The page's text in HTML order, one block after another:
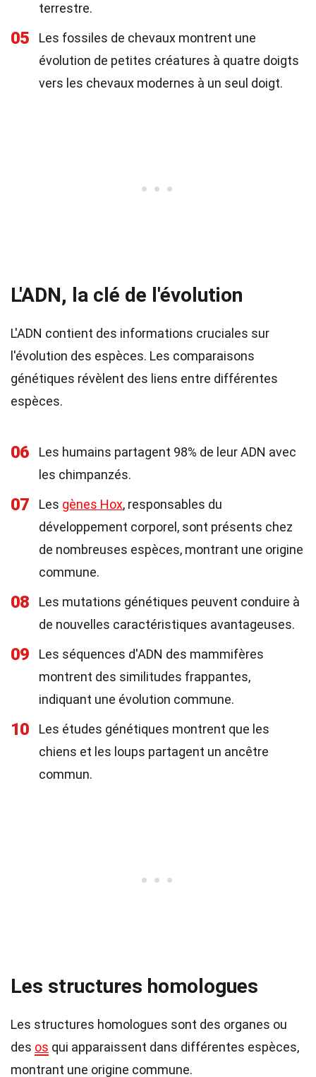
terrestre.
05
Les fossiles de chevaux montrent une
évolution de petites créatures à quatre doigts
vers les chevaux modernes à un seul doigt.
L'ADN, la clé de l'évolution
L'ADN contient des informations cruciales sur
l'évolution des espèces. Les comparaisons
génétiques révèlent des liens entre différentes
espèces.
06
Les humains partagent 98% de leur ADN avec
les chimpanzés.
07 Les gènes Hox, responsables du
développement corporel, sont présents chez
de nombreuses espèces, montrant une origine
commune.
08
Les mutations génétiques peuvent conduire à
de nouvelles caractéristiques avantageuses.
09
Les séquences d'ADN des mammifères
montrent des similitudes frappantes,
indiquant une évolution commune.
10
Les études génétiques montrent que les
chiens et les loups partagent un ancêtre
commun.
Les structures homologues
Les structures homologues sont des organes ou
des os qui apparaissent dans différentes espèces,
montrant une origine commune.